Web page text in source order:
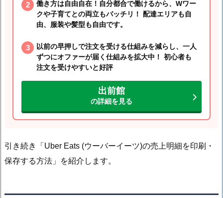
働き方は自由自在！自分都合で働けるから、Wワー
クや子育てとの両立もバッチリ！ 配達エリアも自
由、服装や髪型も自由です。
以前の早押しで注文を受ける仕組みを減らし、一人
ずつにオファーが届く仕組みを拡大中！ 初心者も
注文を受けやすいと好評
出前館
の詳細を見る
引き続き「Uber Eats (ウーバーイーツ)の売上明細を印刷・
保存する方法」を紹介します。